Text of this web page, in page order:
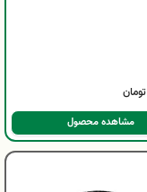
تومان
مشاهده محصول